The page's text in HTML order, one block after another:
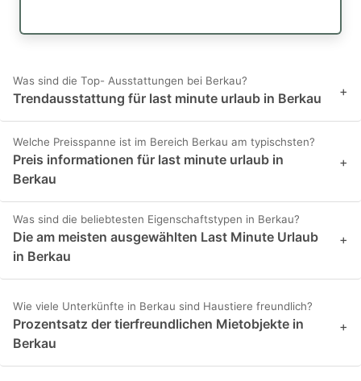
Was sind die Top- Ausstattungen bei Berkau?
Trendausstattung für last minute urlaub in Berkau +
Welche Preisspanne ist im Bereich Berkau am typischsten?
Preis informationen für last minute urlaub in
Berkau
+
Was sind die beliebtesten Eigenschaftstypen in Berkau?
Die am meisten ausgewählten Last Minute Urlaub
in Berkau
+
Wie viele Unterkünfte in Berkau sind Haustiere freundlich?
Prozentsatz der tierfreundlichen Mietobjekte in
Berkau
+